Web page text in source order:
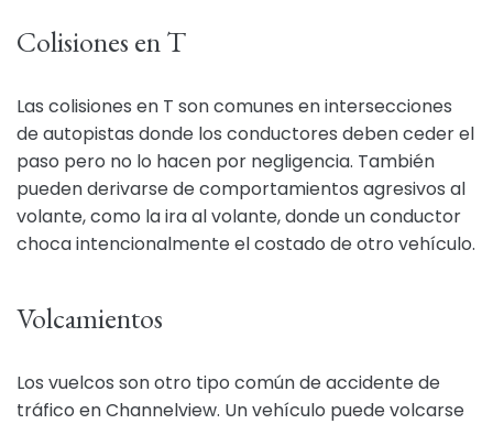
Colisiones en T
Las colisiones en T son comunes en intersecciones
de autopistas donde los conductores deben ceder el
paso pero no lo hacen por negligencia. También
pueden derivarse de comportamientos agresivos al
volante, como la ira al volante, donde un conductor
choca intencionalmente el costado de otro vehículo.
Volcamientos
Los vuelcos son otro tipo común de accidente de
tráfico en Channelview. Un vehículo puede volcarse